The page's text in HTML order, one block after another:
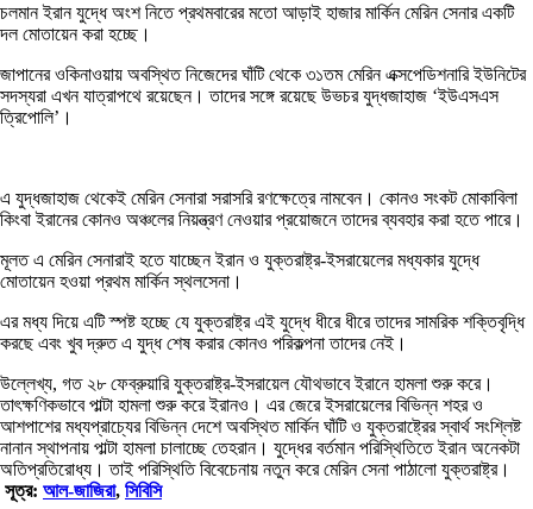
চলমান ইরান যুদ্ধে অংশ নিতে প্রথমবারের মতো আড়াই হাজার মার্কিন মেরিন সেনার একটি
দল মোতায়েন করা হচ্ছে।
জাপানের ওকিনাওয়ায় অবস্থিত নিজেদের ঘাঁটি থেকে ৩১তম মেরিন এক্সপেডিশনারি ইউনিটের
সদস্যরা এখন যাত্রাপথে রয়েছেন। তাদের সঙ্গে রয়েছে উভচর যুদ্ধজাহাজ ‘ইউএসএস
ত্রিপোলি’।
এ যুদ্ধজাহাজ থেকেই মেরিন সেনারা সরাসরি রণক্ষেত্রে নামবেন। কোনও সংকট মোকাবিলা
কিংবা ইরানের কোনও অঞ্চলের নিয়ন্ত্রণ নেওয়ার প্রয়োজনে তাদের ব্যবহার করা হতে পারে।
মূলত এ মেরিন সেনারাই হতে যাচ্ছেন ইরান ও যুক্তরাষ্ট্র-ইসরায়েলের মধ্যকার যুদ্ধে
মোতায়েন হওয়া প্রথম মার্কিন স্থলসেনা।
এর মধ্য দিয়ে এটি স্পষ্ট হচ্ছে যে যুক্তরাষ্ট্র এই যুদ্ধে ধীরে ধীরে তাদের সামরিক শক্তিবৃদ্ধি
করছে এবং খুব দ্রুত এ যুদ্ধ শেষ করার কোনও পরিকল্পনা তাদের নেই।
উল্লেখ্য, গত ২৮ ফেব্রুয়ারি যুক্তরাষ্ট্র-ইসরায়েল যৌথভাবে ইরানে হামলা শুরু করে।
তাৎক্ষণিকভাবে পাল্টা হামলা শুরু করে ইরানও। এর জেরে ইসরায়েলের বিভিন্ন শহর ও
আশপাশের মধ্যপ্রাচ্যের বিভিন্ন দেশে অবস্থিত মার্কিন ঘাঁটি ও যুক্তরাষ্ট্রের স্বার্থ সংশ্লিষ্ট
নানান স্থাপনায় পাল্টা হামলা চালাচ্ছে তেহরান। যুদ্ধের বর্তমান পরিস্থিতিতে ইরান অনেকটা
অতিপ্রতিরোধ্য। তাই পরিস্থিতি বিবেচেনায় নতুন করে মেরিন সেনা পাঠালো যুক্তরাষ্ট্র।
সূত্র: আল-জাজিরা, সিবিসি